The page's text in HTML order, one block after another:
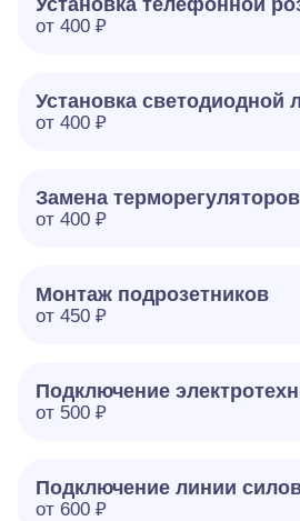
Установка телефонной
от 400 ₽
Установка светодиодной
от 400 ₽
Замена
от 400 ₽
Монтаж подрозетников
от 450 ₽
Подключение
от 500 ₽
Подключение линии
от 600 ₽